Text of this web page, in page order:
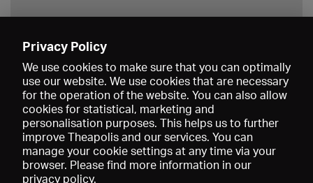
Privacy Policy
We use cookies to make sure that you can optimally
use our website. We use cookies that are necessary
for the operation of the website. You can also allow
cookies for statistical, marketing and
personalisation purposes. This helps us to further
improve Theapolis and our services. You can
manage your cookie settings at any time via your
browser. Please find more information in our
privacy policy.